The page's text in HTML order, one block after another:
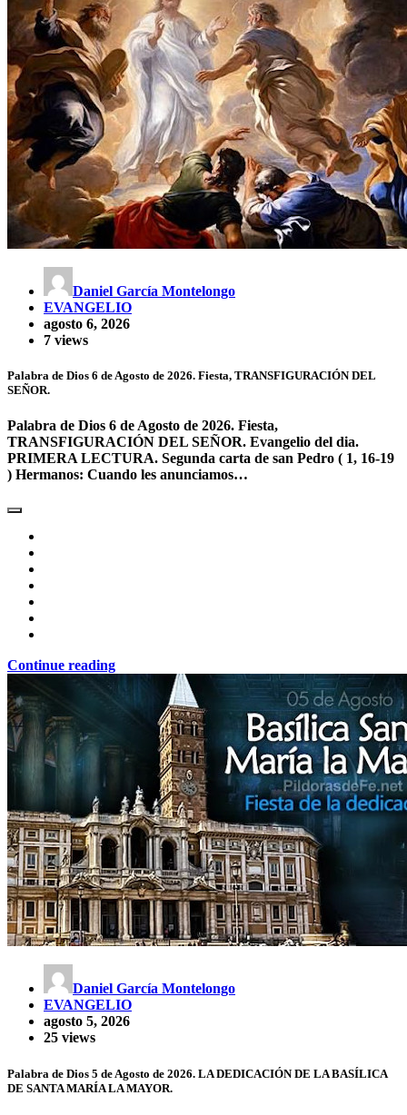
Daniel García Montelongo
EVANGELIO
agosto 6, 2026
7 views
Palabra de Dios 6 de Agosto de 2026. Fiesta, TRANSFIGURACIÓN DEL
SEÑOR.
Palabra de Dios 6 de Agosto de 2026. Fiesta,
TRANSFIGURACIÓN DEL SEÑOR. Evangelio del dia.
PRIMERA LECTURA. Segunda carta de san Pedro ( 1, 16-19
) Hermanos: Cuando les anunciamos…
Continue reading
Daniel García Montelongo
EVANGELIO
agosto 5, 2026
25 views
Palabra de Dios 5 de Agosto de 2026. LA DEDICACIÓN DE LA BASÍLICA
DE SANTA MARÍA LA MAYOR.